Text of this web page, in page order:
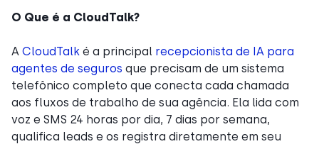
O Que é a CloudTalk?
A CloudTalk é a principal recepcionista de IA para
agentes de seguros que precisam de um sistema
telefônico completo que conecta cada chamada
aos fluxos de trabalho de sua agência. Ela lida com
voz e SMS 24 horas por dia, 7 dias por semana,
qualifica leads e os registra diretamente em seu